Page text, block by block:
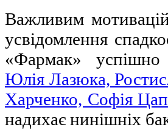
Важливим
усвідомлення
«Фармак»
Юлія Лазюка,
Харченко, Софія
надихає нинішніх